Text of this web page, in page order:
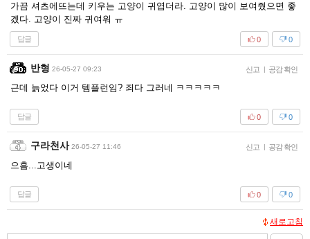
가끔 셔츠에뜨는데 키우는 고양이 귀엽더라. 고양이 많이 보여줬으면 좋
겠다. 고양이 진짜 귀여워 ㅠ
답글 0
0
반형 26-05-27 09:23 신고 | 공감 확인
근데 늙었다 이거 템플런임? 죄다 그러네 ㅋㅋㅋㅋㅋ
답글 0
0
구라천사 26-05-27 11:46 신고 | 공감 확인
으흠...고생이네
답글 0
0
새로고침